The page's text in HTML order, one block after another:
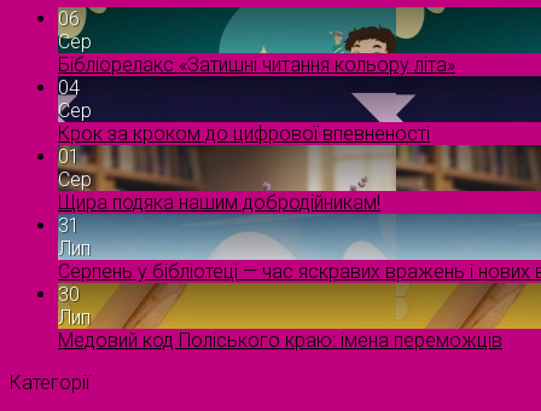
06
Сер
Бібліорелакс «Затишні читання кольору літа»
04
Сер
Крок за кроком до цифрової впевненості
01
Сер
Щира подяка нашим добродійникам!
31
Лип
Серпень у бібліотеці — час яскравих вражень і нових
30
Лип
Медовий код Поліського краю: імена переможців
Категорії